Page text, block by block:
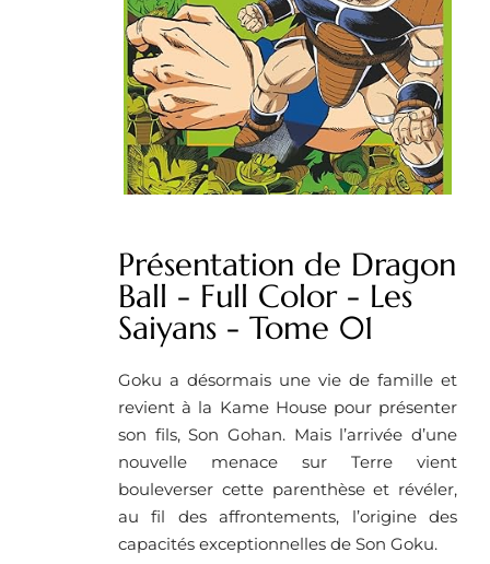
Présentation de Dragon
Ball - Full Color - Les
Saiyans - Tome 01
Goku a désormais une vie de famille et
revient à la Kame House pour présenter
son fils, Son Gohan. Mais l’arrivée d’une
nouvelle menace sur Terre vient
bouleverser cette parenthèse et révéler,
au fil des affrontements, l’origine des
capacités exceptionnelles de Son Goku.